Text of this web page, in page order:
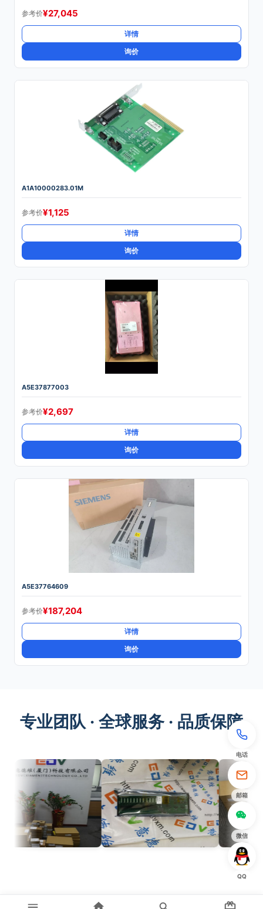
参考价¥27,045
详情
询价
A1A10000283.01M
参考价¥1,125
详情
询价
A5E37877003
参考价¥2,697
详情
询价
A5E37764609
参考价¥187,204
详情
询价
专业团队 · 全球服务 · 品质保障
电话
邮箱
微信
QQ